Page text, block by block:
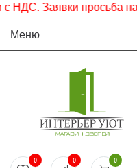
Заявки просьба
Меню
0
0 0